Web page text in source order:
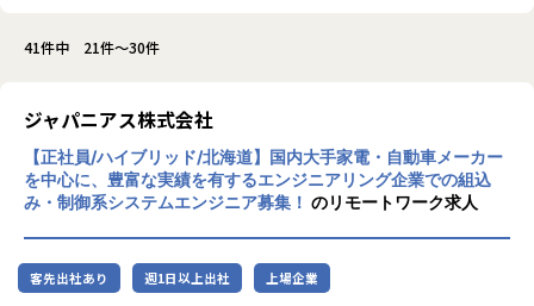
41件中 21件～30件
ジャパニアス株式会社
【正社員/ハイブリッド/北海道】国内大手家電・自動車メーカー
を中心に、豊富な実績を有するエンジニアリング企業での組込
み・制御系システムエンジニア募集！ のリモートワーク求人
客先出社あり 週1日以上出社 上場企業